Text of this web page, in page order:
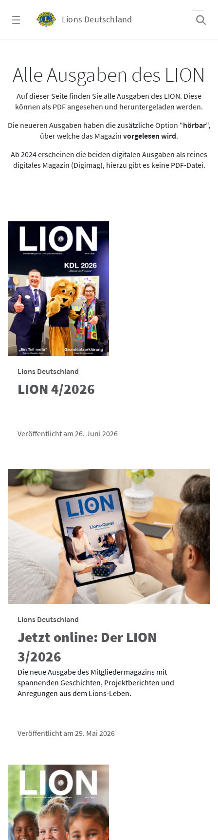
Lions Deutschland
Alle Ausgaben des LION
Auf dieser Seite finden Sie alle Ausgaben des LION. Diese
können als PDF angesehen und heruntergeladen werden.
Die neueren Ausgaben haben die zusätzliche Option "hörbar",
über welche das Magazin vorgelesen wird.
Ab 2024 erscheinen die beiden digitalen Ausgaben als reines
digitales Magazin (Digimag), hierzu gibt es keine PDF-Datei.
Lions Deutschland
LION 4/2026
Veröffentlicht am 26. Juni 2026
Lions Deutschland
Jetzt online: Der LION
3/2026
Die neue Ausgabe des Mitgliedermagazins mit
spannenden Geschichten, Projektberichten und
Anregungen aus dem Lions-Leben.
Veröffentlicht am 29. Mai 2026